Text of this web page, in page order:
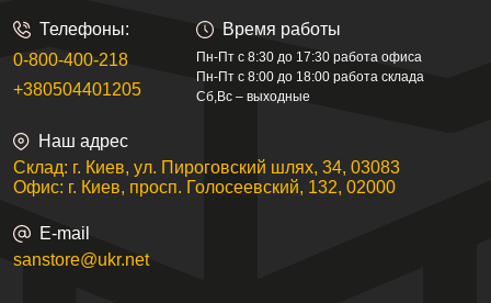
Телефоны:
0-800-400-218
+380504401205
Время работы
Пн-Пт с 8:30 до 17:30 работа офиса
Пн-Пт с 8:00 до 18:00 работа склада
Сб,Вс – выходные
Наш адрес
Склад: г. Киев, ул. Пироговский шлях, 34, 03083
Офис: г. Киев, просп. Голосеевский, 132, 02000
E-mail
sanstore@ukr.net